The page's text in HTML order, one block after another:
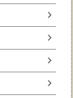
chevron_right
chevron_right
chevron_right
chevron_right